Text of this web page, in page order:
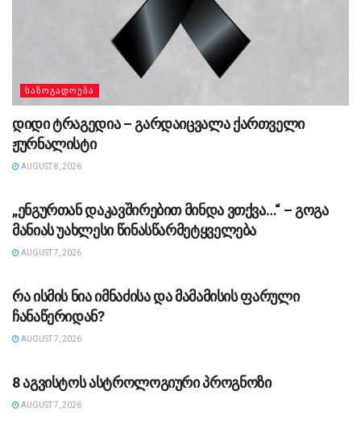
ᲡᲐᲖᲝᲒᲐᲓᲝᲔᲑᲐ
დიდი ტრაგედია – გარდაიცვალა ქართველი
ჟურნალისტი
AUGUST 8, 2026
„ენგურთან დაკავშირებით მინდა ვთქვა…“ – გოგა
მანიას უახლესი წინასწარმეტყველება
AUGUST 7, 2026
რა ისმის ნია იმნაძისა და მამამისის ფარული
ჩანაწერიდან?
AUGUST 7, 2026
8 აგვისტოს ასტროლოგიური პროგნოზი
AUGUST 7, 2026